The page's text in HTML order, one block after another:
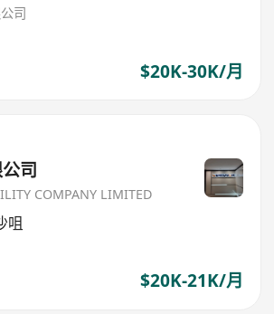
司
$20K-30K/月
司
COMPANY LIMITED
咀
$20K-21K/月